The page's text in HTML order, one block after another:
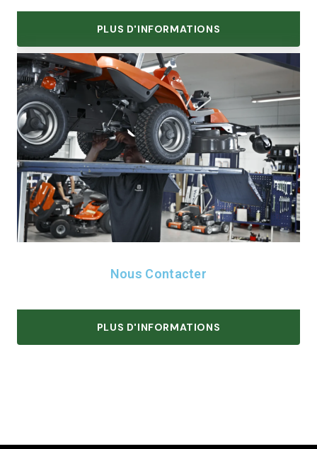
PLUS D'INFORMATIONS
Nous Contacter
PLUS D'INFORMATIONS